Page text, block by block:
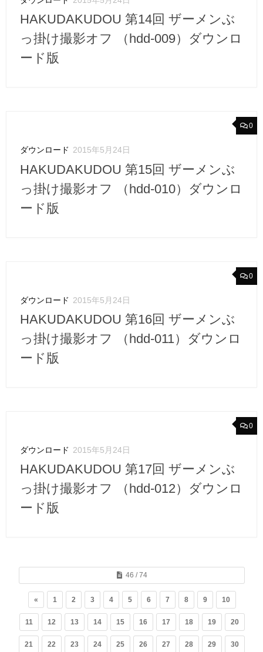
HAKUDAKUDOU 第14回 ザーメンぶ
っ掛け撮影オフ （hdd-009）ダウンロ
ード版
0
ダウンロード 2015年5月24日
HAKUDAKUDOU 第15回 ザーメンぶ
っ掛け撮影オフ （hdd-010）ダウンロ
ード版
0
ダウンロード 2015年5月24日
HAKUDAKUDOU 第16回 ザーメンぶ
っ掛け撮影オフ （hdd-011）ダウンロ
ード版
0
ダウンロード 2015年5月24日
HAKUDAKUDOU 第17回 ザーメンぶ
っ掛け撮影オフ （hdd-012）ダウンロ
ード版
46 / 74
« 1 2 3 4 5 6 7 8 9 10
11 12 13 14 15 16 17 18 19 20
21 22 23 24 25 26 27 28 29 30